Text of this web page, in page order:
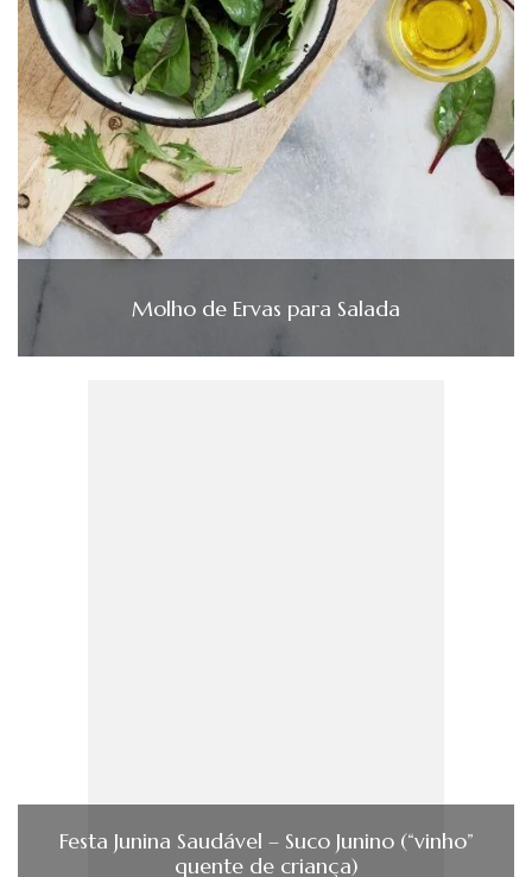
Molho de Ervas para Salada
Festa Junina Saudável – Suco Junino (“vinho”
quente de criança)